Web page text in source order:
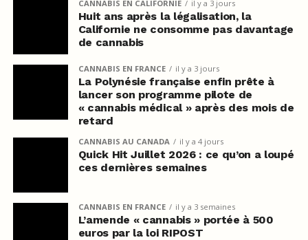
CANNABIS EN CALIFORNIE il y a 3 jours
Huit ans après la légalisation, la
Californie ne consomme pas davantage
de cannabis
CANNABIS EN FRANCE il y a 3 jours
La Polynésie française enfin prête à
lancer son programme pilote de
« cannabis médical » après des mois de
retard
CANNABIS AU CANADA il y a 4 jours
Quick Hit Juillet 2026 : ce qu’on a loupé
ces dernières semaines
CANNABIS EN FRANCE il y a 3 semaines
L’amende « cannabis » portée à 500
euros par la loi RIPOST